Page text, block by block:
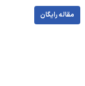
مقاله رایگان